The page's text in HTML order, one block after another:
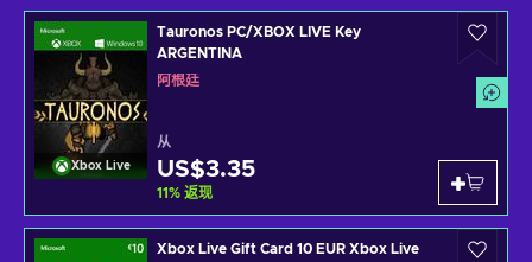
Xbox Live
Tauronos PC/XBOX LIVE Key
ARGENTINA
阿根廷
从
US$3.35
11% 返现
Xbox Live Gift Card 10 EUR Xbox Live